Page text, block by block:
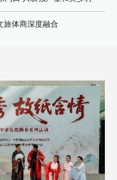
旅体商深度融合